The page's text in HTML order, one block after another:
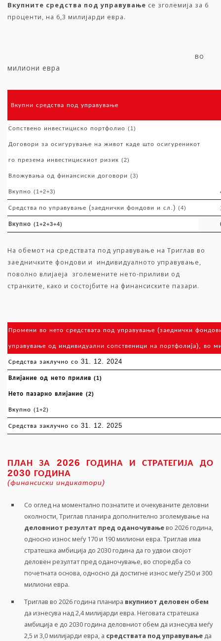
Вкупните средства под управување се зголемија за 6
проценти, на 6,3 милијарди евра.
во
милиони евра
Вкупни средства под управување
Сопствено инвестициско портфолио (1)
Договори за осигурување на живот каде што осигуреникот
го презема инвестицискиот ризик (2)
Вложувања од финансиски договори (3)
Вкупно (1+2+3)
Средства по управување (заеднички фондови и сл .) (4)
Вкупно (1+2+3+4)
На обемот на средствата под управување на Триглав во
заедничките фондови и индивидуалното управување,
поволно влијаеја зголемените нето-приливи од
странките, како и состојбите на финансиските пазари.
Промени во нето средствата под управување (заеднички
управување од индивидуални сопственици на портфолија), во
Средства заклучно со 31. 12. 2024
Влијание од нето прилив (1)
Нето пазарно влијание (2)
Вкупно (1+2)
Средства заклучно со 31. 12. 2025
ПЛАН ЗА 2026 ГОДИНА И СТРАТЕГИЈА ДО
2030 ГОДИНА
(финансиски индикатори )
Со оглед на моментално познатите и очекуваните деловни
околности, Триглав планира дополнително зголемување на
деловниот резултат пред оданочување во 2026 година,
односно износ меѓу 170 и 190 милиони евра. Триглав има
стратешка амбиција до 2030 година да го удвои својот
деловен резултат пред оданочување, во споредба со
почетната основа, односно да достигне износ меѓу 250 и 300
милиони евра.
Триглав во 2026 година планира вкупниот деловен обем
да изнесува над 2,4 милијарди евра. Неговата стратешка
амбиција е до 2030 година деловниот обем да изнесува меѓу
2,5 и 3,0 милијарди евра, а средствата под управување да